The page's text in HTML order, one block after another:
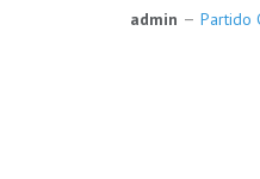
admin Partido